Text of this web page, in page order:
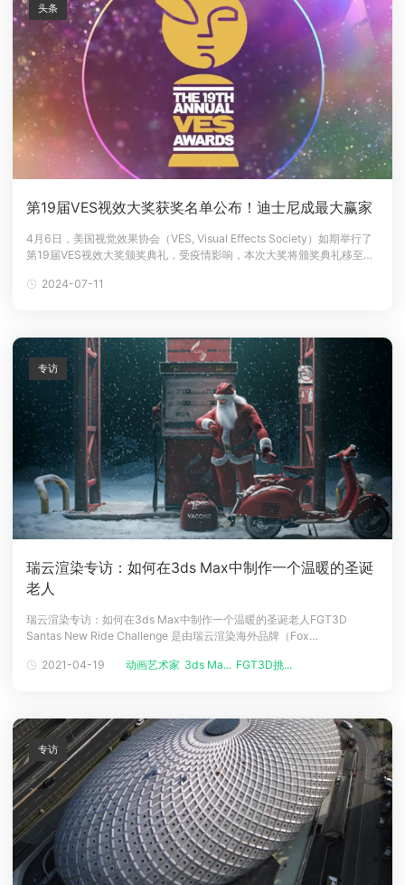
第19届VES视效大奖获奖名单公布！迪士尼成最大赢家
4月6日，美国视觉效果协会（VES, Visual Effects Society）如期举行了
第19届VES视效大奖颁奖典礼，受疫情影响，本次大奖将颁奖典礼移至线
Visual Effects in an Animated Feature）等5项大奖，《曼达洛人2》拿
2024-07-11
头条
瑞云渲染专访：如何在3ds Max中制作一个温暖的圣诞
老人
瑞云渲染专访：如何在3ds Max中制作一个温暖的圣诞老人FGT3D
Santas New Ride Challenge 是由瑞云渲染海外品牌（Fox
家。在比赛中，我们看到了许多创意无限又制作精美的CG作品，见证了世
2021-04-19 动画艺术家 3ds Ma... FGT3D挑...
专访
专访